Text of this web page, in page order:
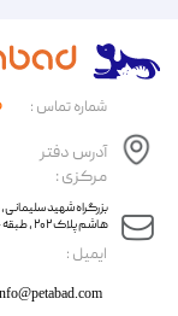
​ایمیل :
آدرس دفتر
مرکزی :
​​بزرگراه شهید سلیمانی،
هاشم پلاک ۲۰۲ ، طبقه چهارم، واحد ۴۳
شماره تماس :